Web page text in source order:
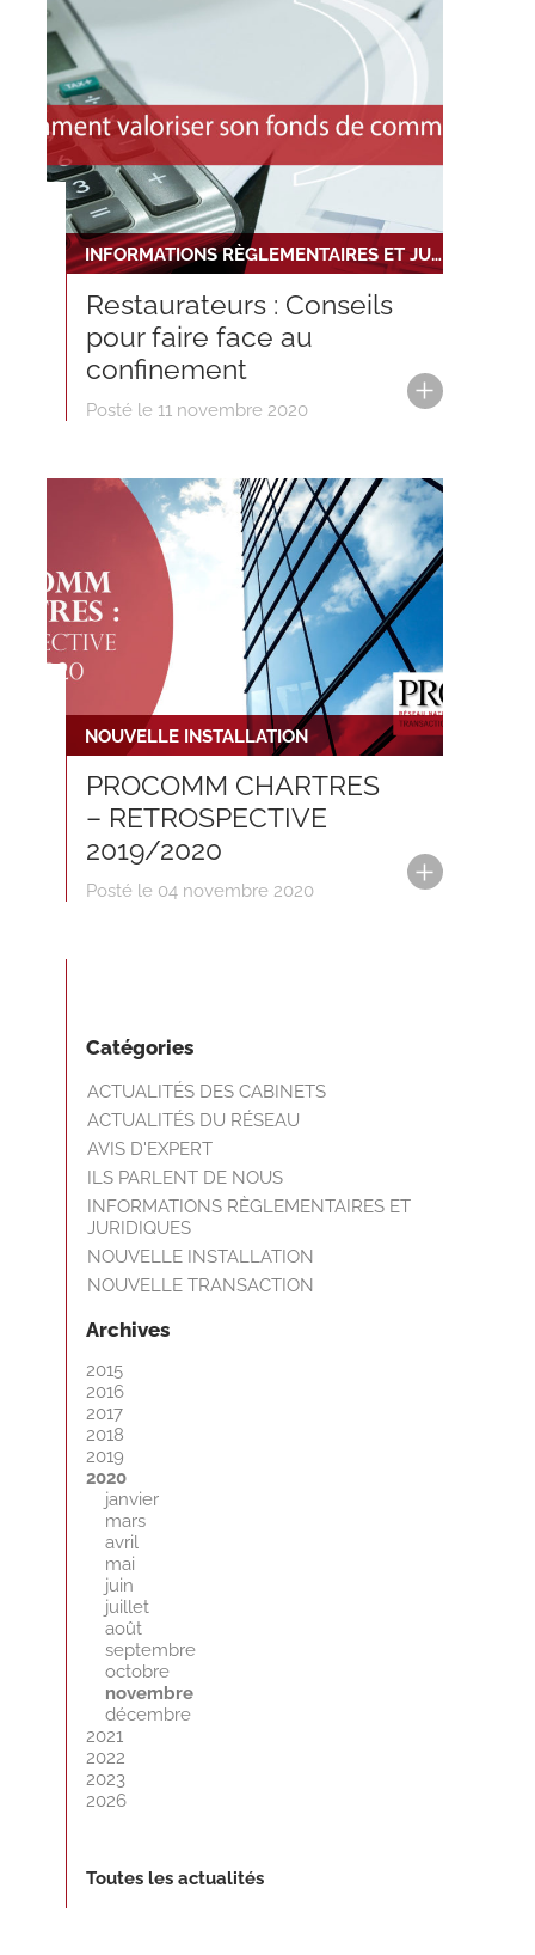
INFORMATIONS RÈGLEMENTAIRES ET JURIDIQUES
Restaurateurs : Conseils
pour faire face au
confinement
Posté le 11 novembre 2020
NOUVELLE INSTALLATION
PROCOMM CHARTRES
– RETROSPECTIVE
2019/2020
Posté le 04 novembre 2020
Catégories
ACTUALITÉS DES CABINETS
ACTUALITÉS DU RÉSEAU
AVIS D'EXPERT
ILS PARLENT DE NOUS
INFORMATIONS RÈGLEMENTAIRES ET
JURIDIQUES
NOUVELLE INSTALLATION
NOUVELLE TRANSACTION
Archives
2015
2016
2017
2018
2019
2020
janvier
mars
avril
mai
juin
juillet
août
septembre
octobre
novembre
décembre
2021
2022
2023
2026
Toutes les actualités